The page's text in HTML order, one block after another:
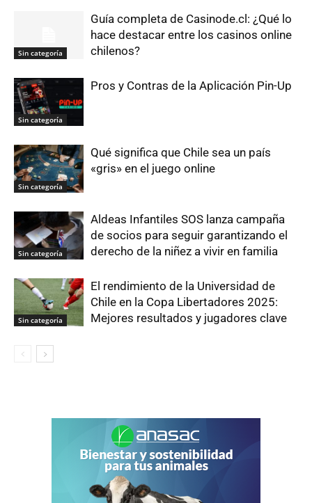
Sin categoría
Guía completa de Casinode.cl: ¿Qué lo
hace destacar entre los casinos online
chilenos?
Sin categoría
Pros y Contras de la Aplicación Pin-Up
Sin categoría
Qué significa que Chile sea un país
«gris» en el juego online
Sin categoría
Aldeas Infantiles SOS lanza campaña
de socios para seguir garantizando el
derecho de la niñez a vivir en familia
Sin categoría
El rendimiento de la Universidad de
Chile en la Copa Libertadores 2025:
Mejores resultados y jugadores clave